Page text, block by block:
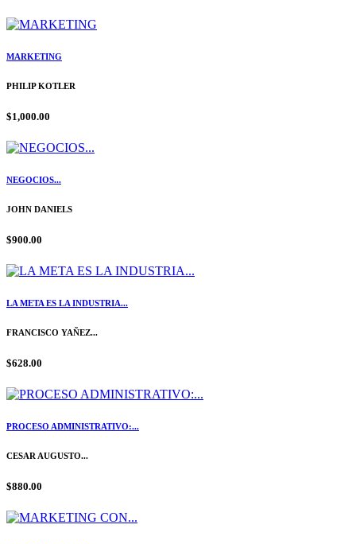
MARKETING
PHILIP KOTLER
$1,000.00
NEGOCIOS...
JOHN DANIELS
$900.00
LA META ES LA INDUSTRIA...
FRANCISCO YAÑEZ...
$628.00
PROCESO ADMINISTRATIVO:...
CESAR AUGUSTO...
$880.00